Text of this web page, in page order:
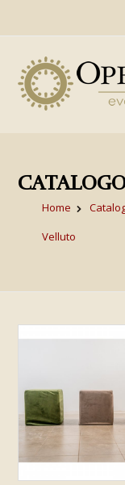
Home
Velluto